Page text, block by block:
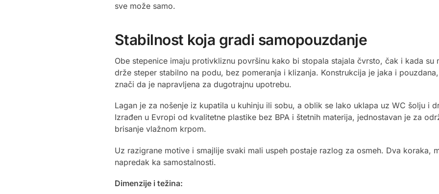
sve može samo.
Stabilnost koja gradi samopouzdanje
Obe stepenice imaju protivkliznu površinu kako bi stopala stajala čvrsto, čak i kada su
drže steper stabilno na podu, bez pomeranja i klizanja. Konstrukcija je jaka i
znači da je napravljena za dugotrajnu upotrebu.
Lagan je za nošenje iz kupatila u kuhinju ili sobu, a oblik se lako uklapa uz WC šolju i
Izrađen u Evropi od kvalitetne plastike bez BPA i štetnih materija, jednostavan je za
brisanje vlažnom krpom.
Uz razigrane motive i smajlije svaki mali uspeh postaje razlog za osmeh. Dva koraka,
napredak ka samostalnosti.
Dimenzije i težina: